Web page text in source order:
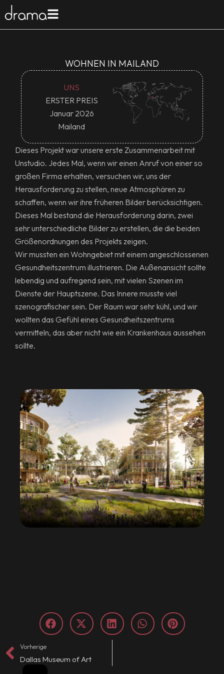
WOHNEN IN MAILAND
UNS
ERSTER PREIS
Januar 2026
Mailand
Dieses Projekt war unsere erste Zusammenarbeit mit
Unstudio. Jedes Mal, wenn wir einen Anruf von einer so
großen Firma erhalten, versuchen wir, uns der
Herausforderung zu stellen, neue Atmosphären zu
schaffen, wenn wir ihre früheren Bilder berücksichtigen.
Dieses Mal bestand die Herausforderung darin, zwei
sehr unterschiedliche Bilder zu erstellen, die die beiden
Größenordnungen des Projekts zeigen.
Wir mussten ein Wohngebiet mit einem angeschlossenen
Gesundheitszentrum illustrieren. Die Außenansicht sollte
lebendig und aufregend sein, mit vielen Szenen im
Dienste der Hauptszene. Das Innere musste viel
szenografischer sein. Der Raum war sehr kühl, und wir
wollten das Gefühl eines Gesundheitszentrums
vermitteln, das aber nicht wie ein Krankenhaus aussehen
sollte.
Vorherige
Dallas Museum of Art